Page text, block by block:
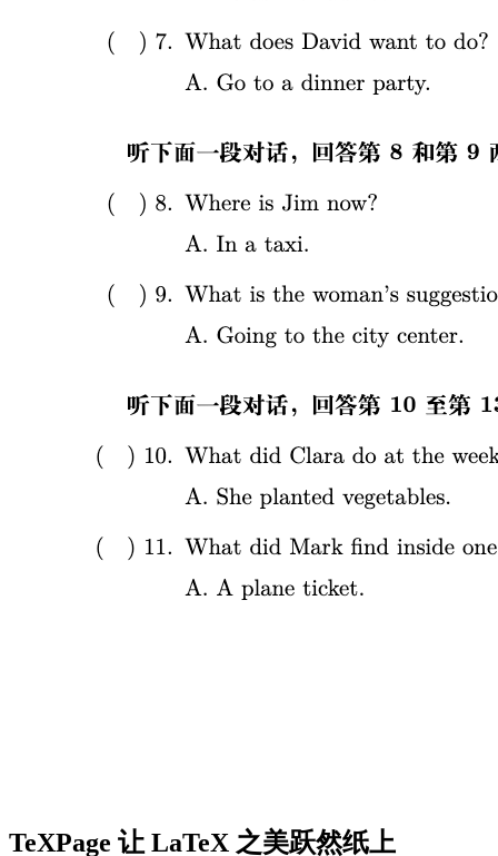
TeXPage 让 LaTeX 之美跃然纸上